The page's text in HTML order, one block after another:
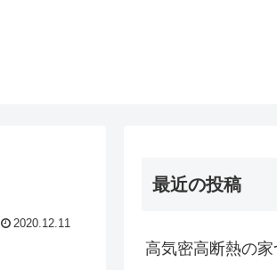
2020.12.11
最近の投稿
高気密高断熱の